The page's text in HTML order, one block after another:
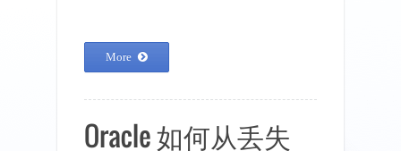
More
Oracle 如何从丢失